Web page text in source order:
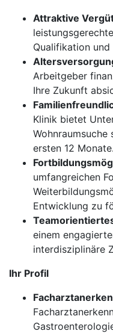
Attraktive
Qualifikation
Arbeitgeber
Ihre Zukunft
Klinik bietet
ersten 12 Monate.
umfangreichen
Entwicklung zu
einem
interdisziplinäre
Ihr Profil